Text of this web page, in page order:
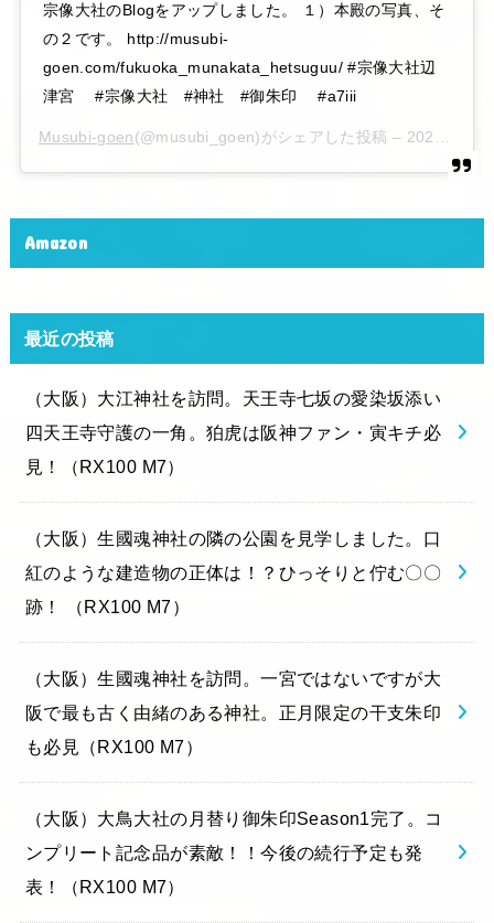
宗像大社のBlogをアップしました。 １）本殿の写真、そ
の２です。 http://musubi-
goen.com/fukuoka_munakata_hetsuguu/ #宗像大社辺
津宮 #宗像大社 #神社 #御朱印 #a7iii
Musubi-goen(@musubi_goen)がシェアした投稿 – 2020年 6月月6日午後10時15分PDT
Amazon
最近の投稿
（大阪）大江神社を訪問。天王寺七坂の愛染坂添い
四天王寺守護の一角。狛虎は阪神ファン・寅キチ必
見！（RX100 M7）
（大阪）生國魂神社の隣の公園を見学しました。口
紅のような建造物の正体は！？ひっそりと佇む〇〇
跡！ （RX100 M7）
（大阪）生國魂神社を訪問。一宮ではないですが大
阪で最も古く由緒のある神社。正月限定の干支朱印
も必見（RX100 M7）
（大阪）大鳥大社の月替り御朱印Season1完了。コ
ンプリート記念品が素敵！！今後の続行予定も発
表！（RX100 M7）